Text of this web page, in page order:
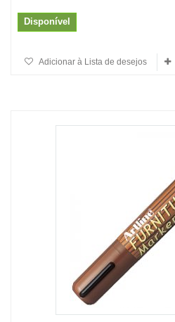
Disponível
Adicionar à Lista de desejos